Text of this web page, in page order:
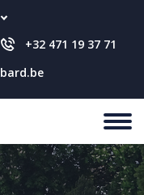
+32 471 19 37 71